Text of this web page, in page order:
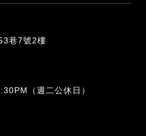
巷7號2樓
（週二公休日）